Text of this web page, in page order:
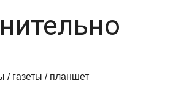
/ газеты / планшет